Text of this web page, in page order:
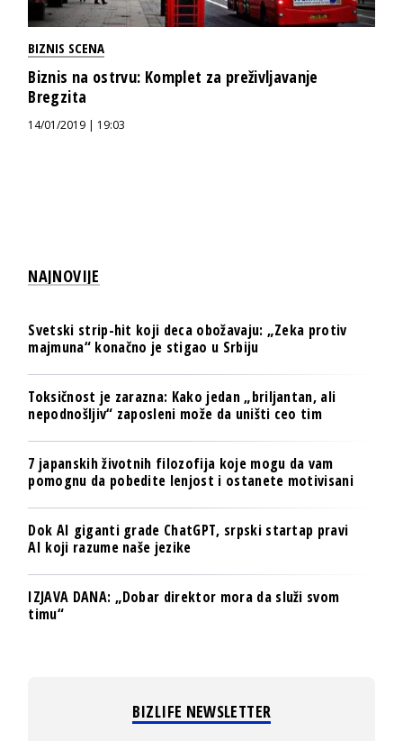
BIZNIS SCENA
Biznis na ostrvu: Komplet za preživljavanje
Bregzita
14/01/2019 | 19:03
NAJNOVIJE
Svetski strip-hit koji deca obožavaju: „Zeka protiv
majmuna“ konačno je stigao u Srbiju
Toksičnost je zarazna: Kako jedan „briljantan, ali
nepodnošljiv“ zaposleni može da uništi ceo tim
7 japanskih životnih filozofija koje mogu da vam
pomognu da pobedite lenjost i ostanete motivisani
Dok AI giganti grade ChatGPT, srpski startap pravi
AI koji razume naše jezike
IZJAVA DANA: „Dobar direktor mora da služi svom
timu“
BIZLIFE NEWSLETTER